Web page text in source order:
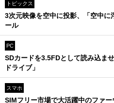
トピックス
3次元映像を空中に投影、「空中に
ール
PC
SDカードを3.5FDとして読み込ま
ドライブ」
スマホ
SIMフリー市場で大活躍中のファ